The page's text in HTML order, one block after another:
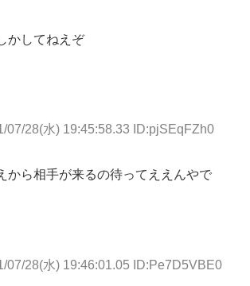
かしてねえぞ
07/28(水) 19:45:58.33 ID:pjSEqFZh0
から相手が来るの待ってええんやで
07/28(水) 19:46:01.05 ID:Pe7D5VBE0